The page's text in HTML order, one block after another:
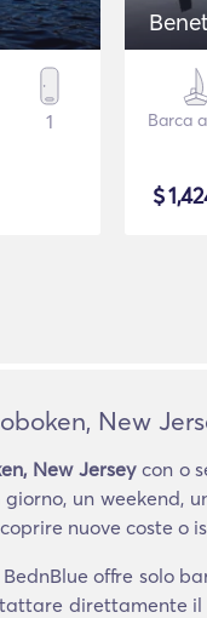
1 Barca
$
New
New Jerseycon o
un weekend,
nuove coste
offre solo
direttamente